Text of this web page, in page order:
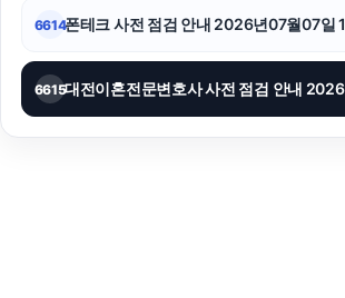
6614폰테크 사전 점검 안내 2026년07월07일
6615